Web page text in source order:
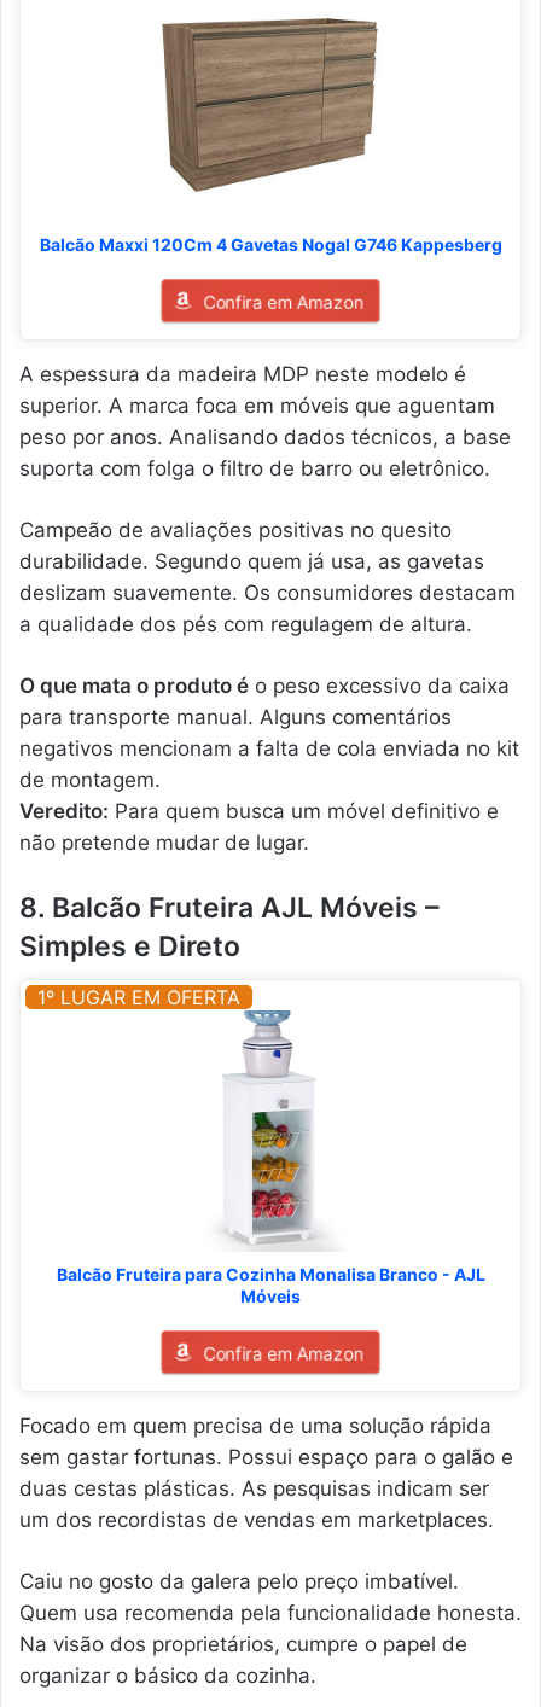
Balcão Maxxi 120Cm 4 Gavetas Nogal G746 Kappesberg
Confira em Amazon
A espessura da madeira MDP neste modelo é
superior. A marca foca em móveis que aguentam
peso por anos. Analisando dados técnicos, a base
suporta com folga o filtro de barro ou eletrônico.
Campeão de avaliações positivas no quesito
durabilidade. Segundo quem já usa, as gavetas
deslizam suavemente. Os consumidores destacam
a qualidade dos pés com regulagem de altura.
O que mata o produto é o peso excessivo da caixa
para transporte manual. Alguns comentários
negativos mencionam a falta de cola enviada no kit
de montagem.
Veredito: Para quem busca um móvel definitivo e
não pretende mudar de lugar.
8. Balcão Fruteira AJL Móveis –
Simples e Direto
1º LUGAR EM OFERTA
Balcão Fruteira para Cozinha Monalisa Branco - AJL
Móveis
Confira em Amazon
Focado em quem precisa de uma solução rápida
sem gastar fortunas. Possui espaço para o galão e
duas cestas plásticas. As pesquisas indicam ser
um dos recordistas de vendas em marketplaces.
Caiu no gosto da galera pelo preço imbatível.
Quem usa recomenda pela funcionalidade honesta.
Na visão dos proprietários, cumpre o papel de
organizar o básico da cozinha.